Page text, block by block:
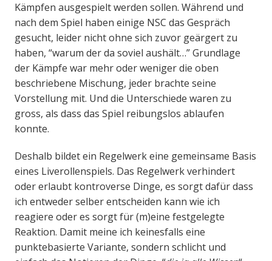
Kämpfen ausgespielt werden sollen. Während und
nach dem Spiel haben einige NSC das Gespräch
gesucht, leider nicht ohne sich zuvor geärgert zu
haben, “warum der da soviel aushält…” Grundlage
der Kämpfe war mehr oder weniger die oben
beschriebene Mischung, jeder brachte seine
Vorstellung mit. Und die Unterschiede waren zu
gross, als dass das Spiel reibungslos ablaufen
konnte.
Deshalb bildet ein Regelwerk eine gemeinsame Basis
eines Liverollenspiels. Das Regelwerk verhindert
oder erlaubt kontroverse Dinge, es sorgt dafür dass
ich entweder selber entscheiden kann wie ich
reagiere oder es sorgt für (m)eine festgelegte
Reaktion. Damit meine ich keinesfalls eine
punktebasierte Variante, sondern schlicht und